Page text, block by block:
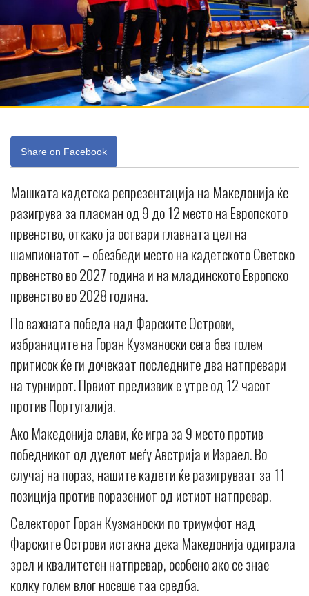
Share on Facebook
Машката кадетска репрезентација на Македонија ќе
разигрува за пласман од 9 до 12 место на Европското
првенство, откако ја оствари главната цел на
шампионатот – обезбеди место на кадетското Светско
првенство во 2027 година и на младинското Европско
првенство во 2028 година.
По важната победа над Фарските Острови,
избраниците на Горан Кузманоски сега без голем
притисок ќе ги дочекаат последните два натпревари
на турнирот. Првиот предизвик е утре од 12 часот
против Португалија.
Ако Македонија слави, ќе игра за 9 место против
победникот од дуелот меѓу Австрија и Израел. Во
случај на пораз, нашите кадети ќе разигруваат за 11
позиција против поразениот од истиот натпревар.
Селекторот Горан Кузманоски по триумфот над
Фарските Острови истакна дека Македонија одиграла
зрел и квалитетен натпревар, особено ако се знае
колку голем влог носеше таа средба.